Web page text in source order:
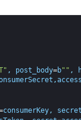
, post_body=b"" ,
,
consumerKey, secret